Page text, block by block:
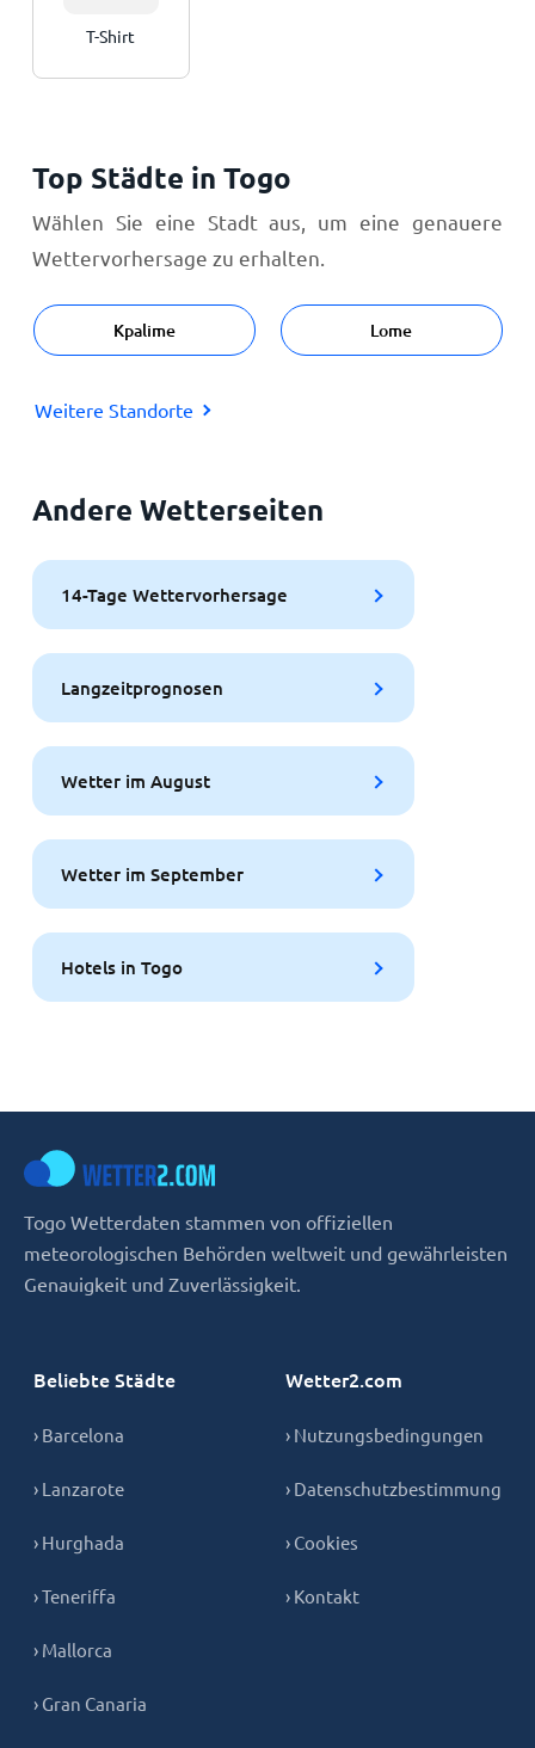
T-Shirt
Top Städte in Togo
Wählen Sie eine Stadt aus, um eine genauere
Wettervorhersage zu erhalten.
Kpalime Lome
Weitere Standorte
Andere Wetterseiten
14-Tage Wettervorhersage
Langzeitprognosen
Wetter im August
Wetter im September
Hotels in Togo
Togo Wetterdaten stammen von offiziellen
meteorologischen Behörden weltweit und gewährleisten
Genauigkeit und Zuverlässigkeit.
Beliebte Städte
› Barcelona
› Lanzarote
› Hurghada
› Teneriffa
› Mallorca
› Gran Canaria
Wetter2.com
› Nutzungsbedingungen
› Datenschutzbestimmung
› Cookies
› Kontakt